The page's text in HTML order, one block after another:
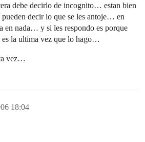
debe decirlo de incognito… estan bien
decir lo que se les antoje… en
en nada… y si les respondo es porque
la ultima vez que lo hago…
vez…
18:04